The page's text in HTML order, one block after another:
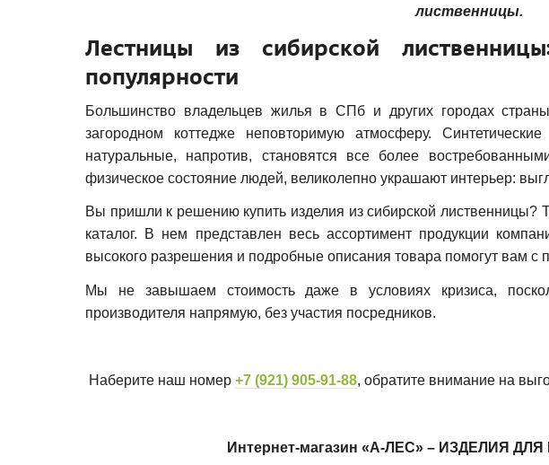
лиственницы.
Лестницы из сибирской
популярности
Большинство владельцев жилья в СПб и других городах
загородном коттедже неповторимую атмосферу.
натуральные, напротив, становятся все более
физическое состояние людей, великолепно украшают интерьер:
Вы пришли к решению купить изделия из сибирской лиственницы?
каталог. В нем представлен весь ассортимент продукции
высокого разрешения и подробные описания товара помогут вам с
Мы не завышаем стоимость даже в условиях кризиса,
производителя напрямую, без участия посредников.
Наберите наш номер +7 (921) 905-91-88, обратите внимание на
Интернет-магазин «А-ЛЕС» – ИЗДЕЛИЯ